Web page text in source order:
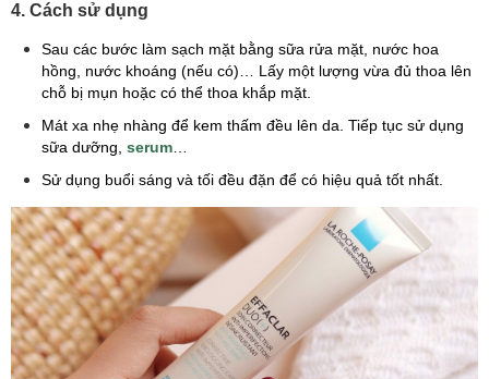
4. Cách sử dụng
Sau các bước làm sạch mặt bằng sữa rửa mặt, nước hoa
hồng, nước khoáng (nếu có)… Lấy một lượng vừa đủ thoa lên
chỗ bị mụn hoặc có thể thoa khắp mặt.
Mát xa nhẹ nhàng để kem thấm đều lên da. Tiếp tục sử dụng
sữa dưỡng, serum…
Sử dụng buổi sáng và tối đều đặn để có hiệu quả tốt nhất.